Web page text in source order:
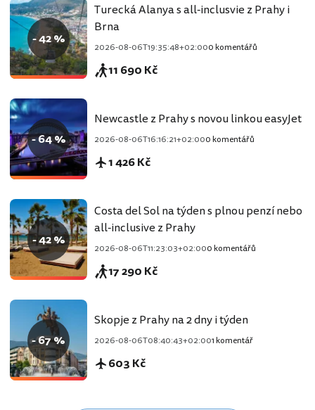
- 42 %
Turecká Alanya s all-inclusvie z Prahy i
Brna
2026-08-06T19:35:48+02:000 komentářů
11 690 Kč
- 64 %
Newcastle z Prahy s novou linkou easyJet
2026-08-06T16:16:21+02:000 komentářů
1 426 Kč
- 42 %
Costa del Sol na týden s plnou penzí nebo
all-inclusive z Prahy
2026-08-06T11:23:03+02:000 komentářů
17 290 Kč
- 67 %
Skopje z Prahy na 2 dny i týden
2026-08-06T08:40:43+02:001 komentář
603 Kč